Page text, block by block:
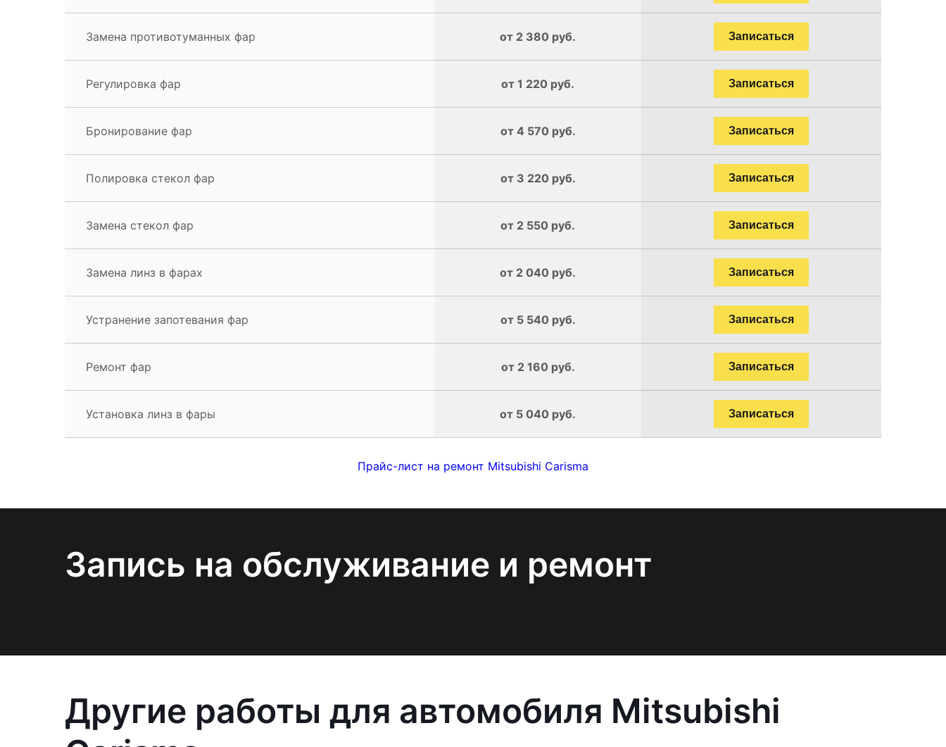
Замена противотуманных фар от 2 380 руб. Записаться
Регулировка фар от 1 220 руб. Записаться
Бронирование фар от 4 570 руб. Записаться
Полировка стекол фар от 3 220 руб. Записаться
Замена стекол фар от 2 550 руб. Записаться
Замена линз в фарах от 2 040 руб. Записаться
Устранение запотевания фар от 5 540 руб. Записаться
Ремонт фар от 2 160 руб. Записаться
Установка линз в фары от 5 040 руб. Записаться
Прайс-лист на ремонт Mitsubishi Carisma
Запись на обслуживание и ремонт
Другие работы для автомобиля Mitsubishi